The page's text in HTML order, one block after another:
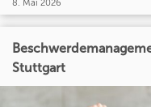
Stuttgart